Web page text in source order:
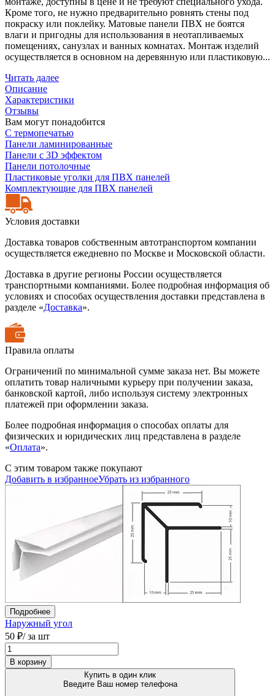
Кроме того, не нужно предварительно ровнять стены под
покраску или поклейку. Матовые панели ПВХ не боятся
влаги и пригодны для использования в неотапливаемых
помещениях, санузлах и ванных комнатах. Монтаж изделий
осуществляется в основном на деревянную или пластиковую...
Читать далее
Описание
Характеристики
Отзывы
Вам могут понадобится
С термопечатью
Панели ламинированные
Панели с 3D эффектом
Панели потолочные
Пластиковые уголки для ПВХ панелей
Комплектующие для ПВХ панелей
Условия доставки
Доставка товаров собственным автотранспортом компании
осуществляется ежедневно по Москве и Московской области.
Доставка в другие регионы России осуществляется
транспортными компаниями. Более подробная информация об
условиях и способах осуществления доставки представлена в
разделе «Доставка».
Правила оплаты
Ограничений по минимальной сумме заказа нет. Вы можете
оплатить товар наличными курьеру при получении заказа,
банковской картой, либо используя систему электронных
платежей при оформлении заказа.
Более подробная информация о способах оплаты для
физических и юридических лиц представлена в разделе
«Оплата».
С этим товаром также покупают
Добавить в избранноеУбрать из избранного
Подробнее
Наружный угол
50 ₽/ за шт
В корзину
Купить в один клик
Введите Ваш номер телефона